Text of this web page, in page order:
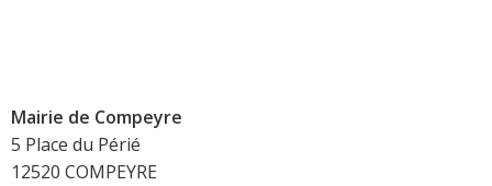
Mairie de Compeyre
5 Place du Périé
12520 COMPEYRE